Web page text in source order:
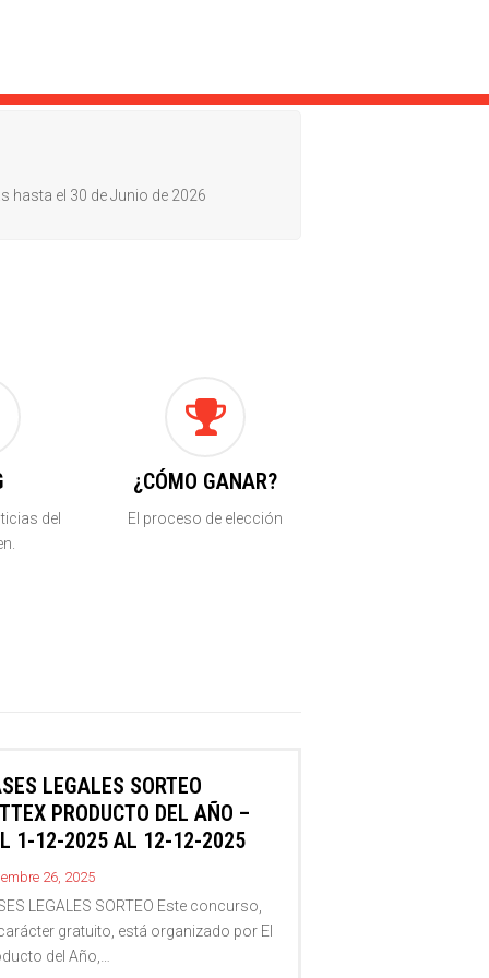
hasta el 30 de Junio de 2026
del
¿CÓMO GANAR?
El proceso de elección
LEGALES SORTEO
PRODUCTO DEL AÑO –
1-12-2025 AL 12-12-2025
26, 2025
LEGALES SORTEO Este concurso,
gratuito, está organizado por El
del Año,…